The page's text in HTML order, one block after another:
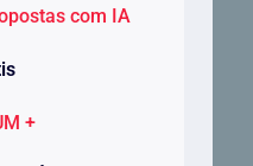
com IA
+